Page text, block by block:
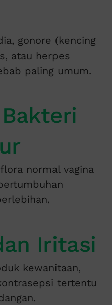
gonore (kencing
atau herpes
paling umum.
normal vagina
Iritasi
kewanitaan,
tertentu